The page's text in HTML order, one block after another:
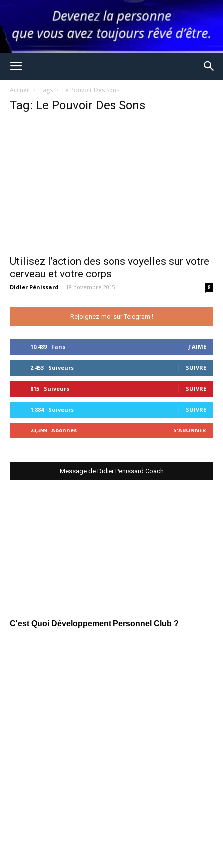
Accueil Tags Le Pouvoir Des Sons
Tag: Le Pouvoir Des Sons
Utilisez l’action des sons voyelles sur votre
cerveau et votre corps
Didier Pénissard - 18 novembre 2015 8
Rejoignez-moi sur Telegram !
10,489 Fans J'AIME
2,453 Suiveurs SUIVRE
815 Suiveurs SUIVRE
1,884 Suiveurs SUIVRE
23,399 Abonnés S'ABONNER
Message de Didier Penissard Coach
C'est Quoi Développement Personnel Club ?